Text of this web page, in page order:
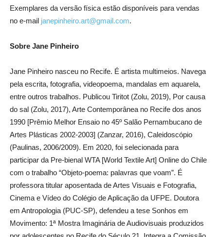
Exemplares da versão física estão disponíveis para vendas
no e-mail janepinheiro.art@gmail.com.
Sobre Jane Pinheiro
Jane Pinheiro nasceu no Recife. É artista multimeios. Navega
pela escrita, fotografia, videopoema, mandalas em aquarela,
entre outros trabalhos. Publicou Tiritot (Zolu, 2019), Por causa
do sal (Zolu, 2017), Arte Contemporânea no Recife dos anos
1990 [Prêmio Melhor Ensaio no 45º Salão Pernambucano de
Artes Plásticas 2002-2003] (Zanzar, 2016), Caleidoscópio
(Paulinas, 2006/2009). Em 2020, foi selecionada para
participar da Pre-bienal WTA [World Textile Art] Online do Chile
com o trabalho “Objeto-poema: palavras que voam”. É
professora titular aposentada de Artes Visuais e Fotografia,
Cinema e Vídeo do Colégio de Aplicação da UFPE. Doutora
em Antropologia (PUC-SP), defendeu a tese Sonhos em
Movimento: 1ª Mostra Imaginária de Audiovisuais produzidos